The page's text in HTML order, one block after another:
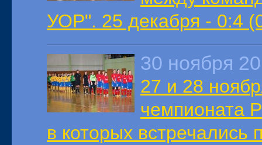
УОР". 25 декабря - 0:4
30 ноября
27 и 28
чемпионата
в которых встречались